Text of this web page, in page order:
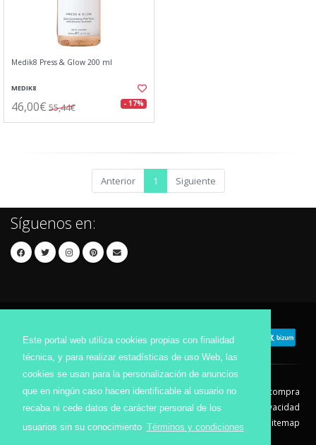
Este portal web utiliza cookies propias con finalidad
técnica, y para realizar estadísticas de uso Web, las
cookies se usan para la personalización de anuncios
que en ningún caso hacen identificable al usuario no
recaba ni cede datos de carácter personal de los
usuarios sin su conocimiento Términos y condiciones
Medik8 Press & Glow 200 ml
MEDIK8
46,00€ 55,44€ - 17%
Anterior 1 Siguiente
Síguenos en:
Contacto Aviso Legal
Condiciones de compra
Política de envíos
Política de devolución
Política de Privacidad
Política de Cookies
Sitemap